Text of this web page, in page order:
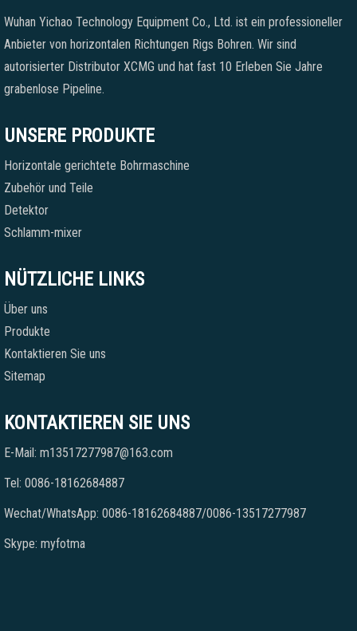
Wuhan Yichao Technology Equipment Co., Ltd. ist ein professioneller
Anbieter von horizontalen Richtungen Rigs Bohren. Wir sind
autorisierter Distributor XCMG und hat fast 10 Erleben Sie Jahre
grabenlose Pipeline.
UNSERE PRODUKTE
Horizontale gerichtete Bohrmaschine
Zubehör und Teile
Detektor
Schlamm-mixer
NÜTZLICHE LINKS
Über uns
Produkte
Kontaktieren Sie uns
Sitemap
KONTAKTIEREN SIE UNS
E-Mail: m13517277987@163.com
Tel: 0086-18162684887
Wechat/WhatsApp: 0086-18162684887/0086-13517277987
Skype: myfotma